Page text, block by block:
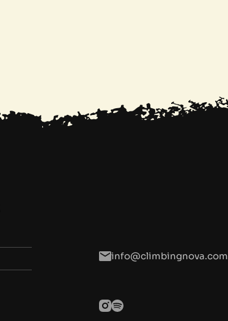
info@climbingnova.com